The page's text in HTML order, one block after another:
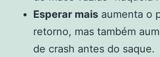
Esperar mais aumenta o
retorno, mas também
de crash antes do saque.